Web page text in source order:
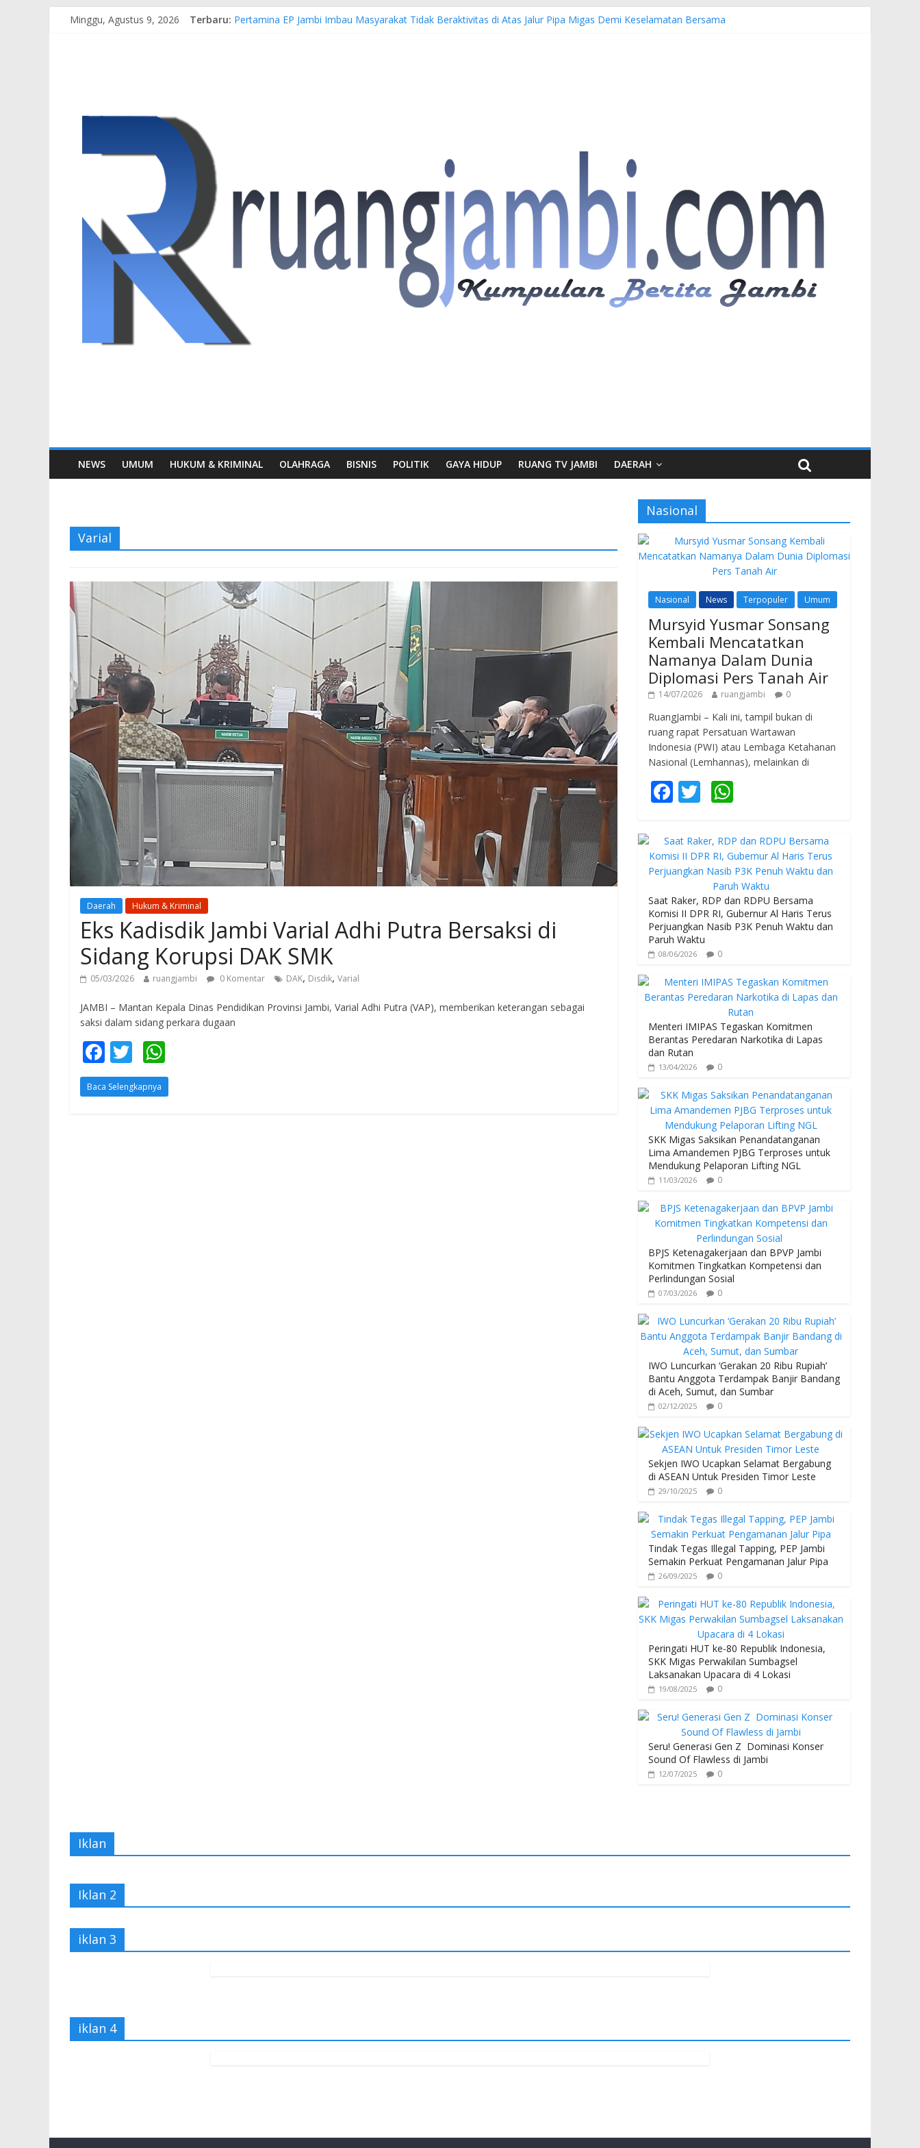
Minggu, Agustus 9, 2026 Terbaru: Pertamina EP Jambi Imbau Masyarakat Tidak Beraktivitas di Atas Jalur Pipa Migas Demi Keselamatan Bersama
NEWS UMUM HUKUM & KRIMINAL OLAHRAGA BISNIS POLITIK GAYA HIDUP RUANG TV JAMBI DAERAH
Varial
Daerah Hukum & Kriminal
Eks Kadisdik Jambi Varial Adhi Putra Bersaksi di
Sidang Korupsi DAK SMK
05/03/2026 ruangjambi 0 Komentar DAK, Disdik, Varial
JAMBI – Mantan Kepala Dinas Pendidikan Provinsi Jambi, Varial Adhi Putra (VAP), memberikan keterangan sebagai
saksi dalam sidang perkara dugaan
F
ac
e
T
w
itt
h
at
Baca Selengkapnya
Nasional
Nasional News Terpopuler Umum
Mursyid Yusmar Sonsang
Kembali Mencatatkan
Namanya Dalam Dunia
Diplomasi Pers Tanah Air
14/07/2026 ruangjambi 0
RuangJambi – Kali ini, tampil bukan di
ruang rapat Persatuan Wartawan
Indonesia (PWI) atau Lembaga Ketahanan
Nasional (Lemhannas), melainkan di
F
e
b
o
o
k
T
itt
er
at
s
A
p
p
Saat Raker, RDP dan RDPU Bersama
Komisi II DPR RI, Gubernur Al Haris Terus
Perjuangkan Nasib P3K Penuh Waktu dan
Paruh Waktu
08/06/2026 0
Menteri IMIPAS Tegaskan Komitmen
Berantas Peredaran Narkotika di Lapas
dan Rutan
13/04/2026 0
SKK Migas Saksikan Penandatanganan
Lima Amandemen PJBG Terproses untuk
Mendukung Pelaporan Lifting NGL
11/03/2026 0
BPJS Ketenagakerjaan dan BPVP Jambi
Komitmen Tingkatkan Kompetensi dan
Perlindungan Sosial
07/03/2026 0
IWO Luncurkan ‘Gerakan 20 Ribu Rupiah’
Bantu Anggota Terdampak Banjir Bandang
di Aceh, Sumut, dan Sumbar
02/12/2025 0
Sekjen IWO Ucapkan Selamat Bergabung
di ASEAN Untuk Presiden Timor Leste
29/10/2025 0
Tindak Tegas Illegal Tapping, PEP Jambi
Semakin Perkuat Pengamanan Jalur Pipa
26/09/2025 0
Peringati HUT ke-80 Republik Indonesia,
SKK Migas Perwakilan Sumbagsel
Laksanakan Upacara di 4 Lokasi
19/08/2025 0
Seru! Generasi Gen Z Dominasi Konser
Sound Of Flawless di Jambi
12/07/2025 0
Iklan
Iklan 2
iklan 3
iklan 4